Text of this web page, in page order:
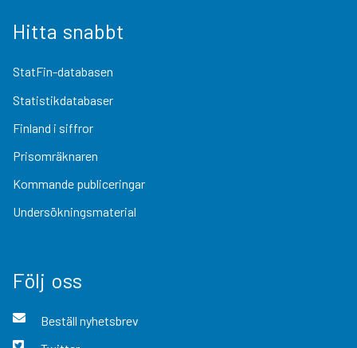
Hitta snabbt
StatFin-databasen
Statistikdatabaser
Finland i siffror
Prisomräknaren
Kommande publiceringar
Undersökningsmaterial
Följ oss
Beställ nyhetsbrev